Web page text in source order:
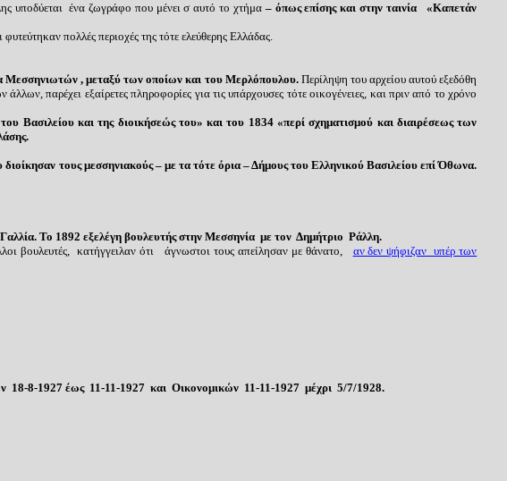
υποδύεται ένα ζωγράφο που μένει σ αυτό το χτήμα– όπως επίσης και στην ταινία«Καπετάν
πολλές περιοχές της τότε ελεύθερης Ελλάδας.
, μεταξύ των οποίων και του Μερλόπουλου. Περίληψη του αρχείου αυτού εξεδόθη
παρέχει εξαίρετες πληροφορίες για τις υπάρχουσες τότε οικογένειες, και πριν από το χρόνο
και της διοικήσεώς του» και του 1834 «περί σχηματισμού και διαιρέσεως των
τους μεσσηνιακούς – με τα τότε όρια – Δήμους του Ελληνικού Βασιλείου επί Όθωνα.
Το 1892 εξελέγη βουλευτής στην Μεσσηνία με τον Δημήτριο Ράλλη.
κατήγγειλαν ότι άγνωστοι τους απείλησαν με θάνατο, αν δεν ψήφιζαν υπέρ των
18-8-1927 έως 11-11-1927 και Οικονομικών 11-11-1927 μέχρι 5/7/1928.